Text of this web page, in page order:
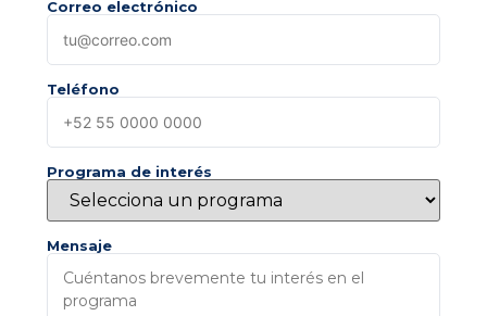
Correo electrónico
Teléfono
Programa de interés
Mensaje